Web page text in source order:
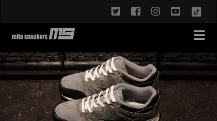
twitterfacebookinstagram